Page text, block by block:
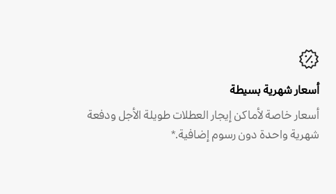
أسعار شهرية بسيطة
أسعار خاصة لأماكن إيجار العطلات طويلة الأجل ودفعة
شهرية واحدة دون رسوم إضافية.*